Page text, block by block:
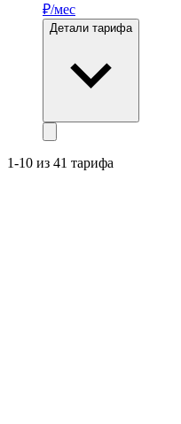
₽/мес
Детали тарифа
1-10 из 41 тарифа